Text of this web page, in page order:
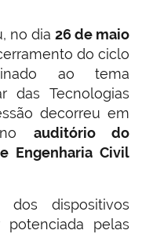
no dia 26 de maio
do ciclo
ao tema
das Tecnologias
decorreu em
auditório do
Engenharia Civil
dispositivos
potenciada pelas